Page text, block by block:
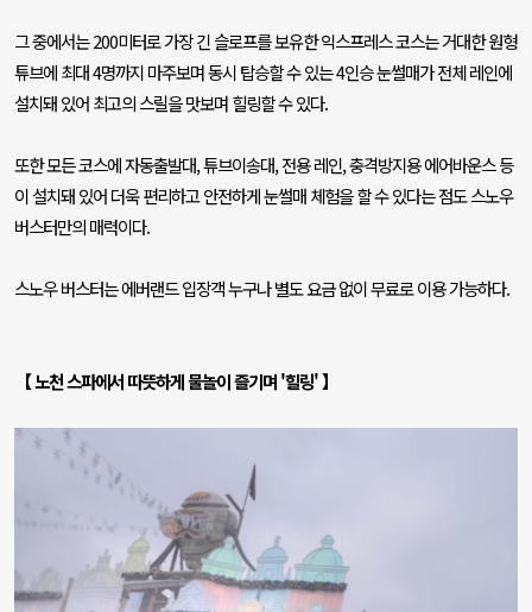
그 중에서는200미터로 가장 긴 슬로프를 보유한 익스프레스 코스는 거대한 원형
튜브에 최대4명까지 마주보며 동시 탑승할 수 있는4인승 눈썰매가 전체 레인에
설치돼 있어 최고의 스릴을 맛보며 힐링할 수 있다.
또한 모든 코스에 자동출발대,튜브이송대,전용 레인,충격방지용 에어바운스 등
이 설치돼 있어 더욱 편리하고 안전하게 눈썰매 체험을 할 수 있다는 점도 스노우
버스터만의 매력이다.
스노우 버스터는 에버랜드 입장객 누구나 별도 요금 없이 무료로 이용 가능하다.
【 노천 스파에서 따뜻하게 물놀이 즐기며'힐링'】